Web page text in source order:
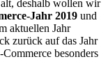
deshalb wollen wir
Jahr 2019 und
aktuellen Jahr
zurück auf das Jahr
besonders